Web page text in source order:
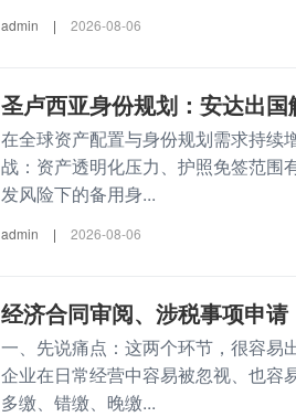
admin | 2026-08-06
圣卢西亚身份规划：安达出
在全球资产配置与身份规划需求持续
战：资产透明化压力、护照免签范围
发风险下的备用身...
admin | 2026-08-06
经济合同审阅、涉税事项申
一、先说痛点：这两个环节，很容易
企业在日常经营中容易被忽视、也容
多缴、错缴、晚缴...